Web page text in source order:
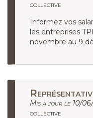
collective
Informez vos
les entreprises
novembre au 9
Mis à jour le 10/
collective